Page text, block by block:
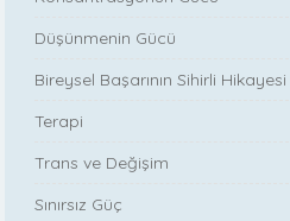
Düşünmenin Gücü
Bireysel Başarının Sihirli Hikayesi
Terapi
Trans ve Değişim
Sınırsız Güç